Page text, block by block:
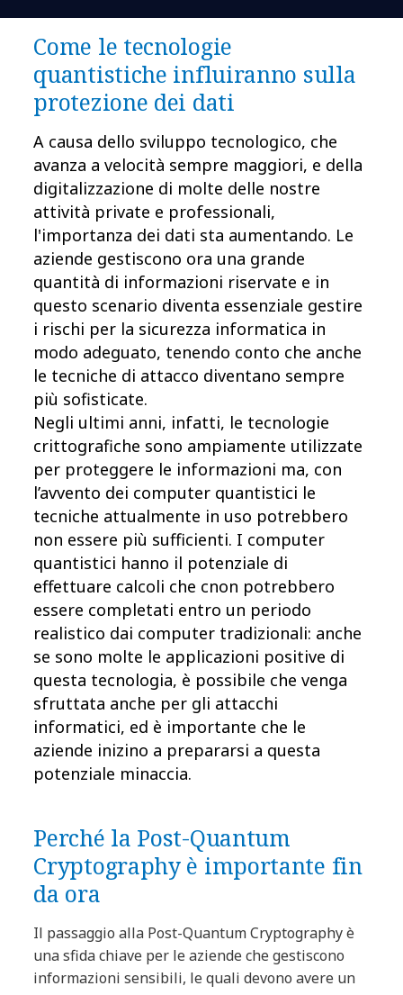
Come le tecnologie
quantistiche influiranno sulla
protezione dei dati
A causa dello sviluppo tecnologico, che
avanza a velocità sempre maggiori, e della
digitalizzazione di molte delle nostre
attività private e professionali,
l'importanza dei dati sta aumentando. Le
aziende gestiscono ora una grande
quantità di informazioni riservate e in
questo scenario diventa essenziale gestire
i rischi per la sicurezza informatica in
modo adeguato, tenendo conto che anche
le tecniche di attacco diventano sempre
più sofisticate.
Negli ultimi anni, infatti, le tecnologie
crittografiche sono ampiamente utilizzate
per proteggere le informazioni ma, con
l’avvento dei computer quantistici le
tecniche attualmente in uso potrebbero
non essere più sufficienti. I computer
quantistici hanno il potenziale di
effettuare calcoli che cnon potrebbero
essere completati entro un periodo
realistico dai computer tradizionali: anche
se sono molte le applicazioni positive di
questa tecnologia, è possibile che venga
sfruttata anche per gli attacchi
informatici, ed è importante che le
aziende inizino a prepararsi a questa
potenziale minaccia.
Perché la Post-Quantum
Cryptography è importante fin
da ora
Il passaggio alla Post-Quantum Cryptography è
una sfida chiave per le aziende che gestiscono
informazioni sensibili, le quali devono avere un